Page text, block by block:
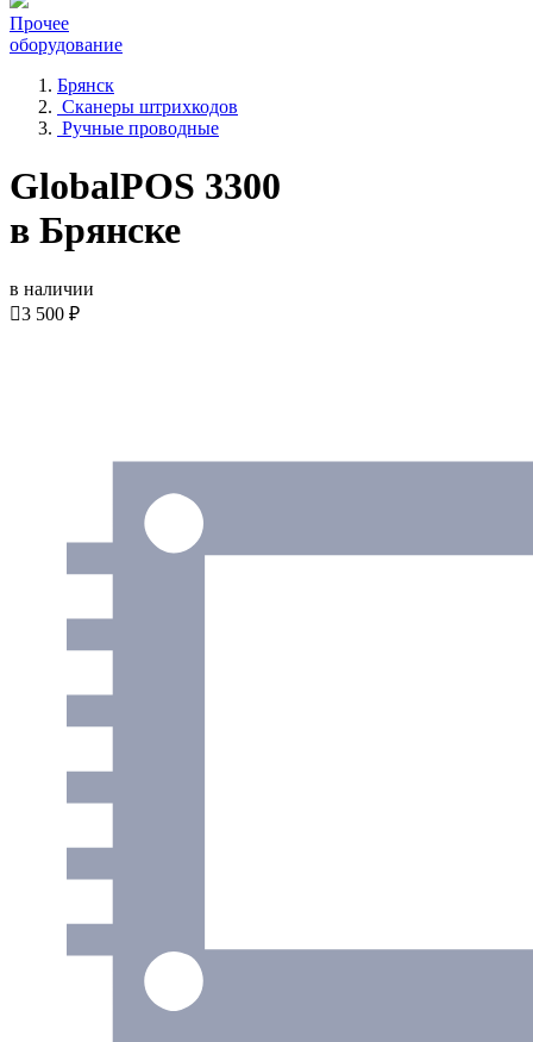
Прочее
оборудование
Брянск
Сканеры штрихкодов
Ручные проводные
GlobalPOS 3300
в Брянске
в наличии
3 500 ₽